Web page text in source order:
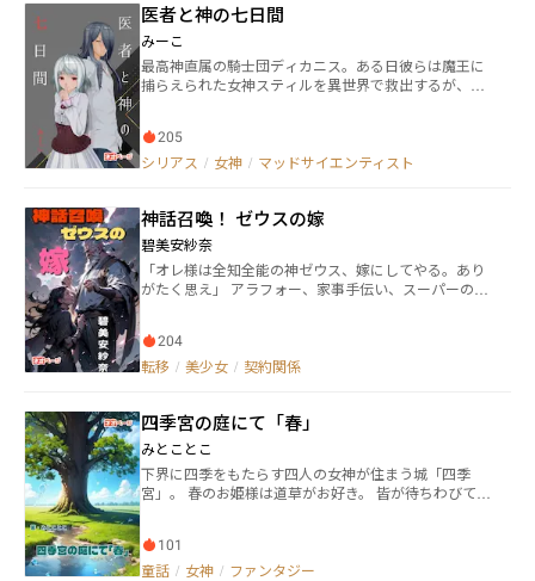
けるための唯一の手段。 異世界に転移し、女神の力で
現実世界へ連れ戻す！ しかしその力は戦闘には全く不
向きで！？ それなのに敵はチート持ち！？ 様々な異世
界を巡り、彩華を見つけて助けるため、宅人の旅が始
まる！
医者と神の七日間
みーこ
最高神直属の騎士団ディカニス。ある日彼らは魔王に
捕らえられた女神スティルを異世界で救出するが、彼
らないで」 スティルは冷たく言い放ち、ロクドトの顔
面に踵を振り下ろしてきた。 嫌われ者の医者と美しき
楽しめます。 本作はカクヨム、小説家になろう、ラノ
ベストリートにも掲載しています。
205
シリアス / 女神 / マッドサイエンティスト
神話召喚！ ゼウスの嫁
碧美安紗奈
「オレ様は全知全能の神ゼウス、嫁にしてやる。あり
がたく思え」 アラフォー、家事手伝い、スーパーのレ
全能神ゼウスが突如出現、「全能と証明するため醜女
もものにできると実証すべく歩理子に求婚する」とほ
躍くらいしろ」と強制。 だがここまでバカにされて黙
っているような女では歩理子はなかった。 「自分が求
婚を断ればゼウスの経歴にはブスに振られたという事
実が加わる、断られたくなかったら要求に応えろ」と
逆に取引を持ち掛ける。 かくして、絶世の美少女な容
能力をゼウスより与えられた歩理子。 世界を見返すた
めの戦いが始まった。
204
転移 / 美少女 / 契約関係
四季宮の庭にて「春」
みとことこ
下界に四季をもたらす四人の女神が住まう城「四季
宮」。 春のお姫様は道草がお好き。 皆が待ちわびてい
101
童話 / 女神 / ファンタジー